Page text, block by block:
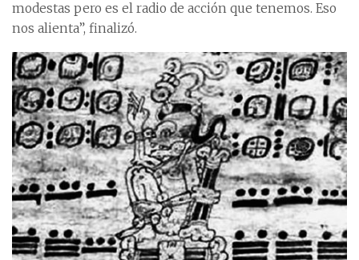
modestas pero es el radio de acción que tenemos. Eso
nos alienta”, finalizó.